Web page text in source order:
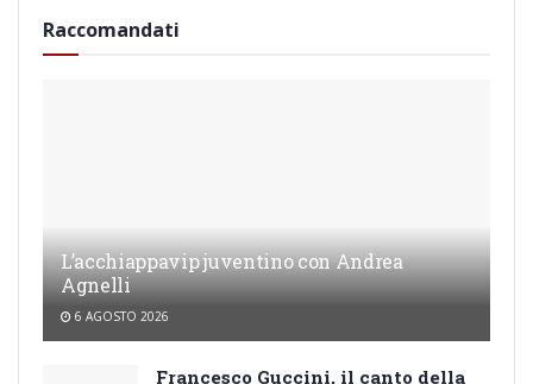
Raccomandati
L’acchiappavip juventino con Andrea
Agnelli
6 AGOSTO 2026
Francesco Guccini, il canto della